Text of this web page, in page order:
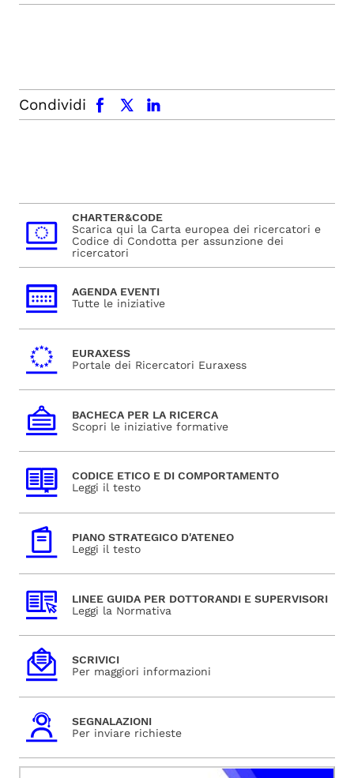
Condividi
facebook x.com linkedin
CHARTER&CODE
Scarica qui la Carta europea dei ricercatori e
Codice di Condotta per assunzione dei
ricercatori
AGENDA EVENTI
Tutte le iniziative
EURAXESS
Portale dei Ricercatori Euraxess
BACHECA PER LA RICERCA
Scopri le iniziative formative
CODICE ETICO E DI COMPORTAMENTO
Leggi il testo
PIANO STRATEGICO D'ATENEO
Leggi il testo
LINEE GUIDA PER DOTTORANDI E SUPERVISORI
Leggi la Normativa
SCRIVICI
Per maggiori informazioni
SEGNALAZIONI
Per inviare richieste